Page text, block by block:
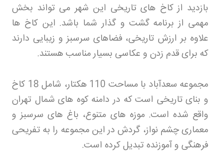
بازدید از کاخ های تاریخی این شهر می تواند بخش
مهمی از برنامه گشت و گذار شما باشد. این کاخ ها
علاوه بر ارزش تاریخی، فضاهای سرسبز و زیبایی دارند
که برای قدم زدن و عکاسی بسیار مناسب هستند.
مجموعه سعدآباد با مساحت 110 هکتار، شامل 18 کاخ
و بنای تاریخی است که در دامنه کوه های شمال تهران
واقع شده است. موزه های متنوع، باغ های سرسبز و
معماری چشم نواز، گردش در این مجموعه را به تفریحی
فرهنگی و آموزنده تبدیل کرده است.